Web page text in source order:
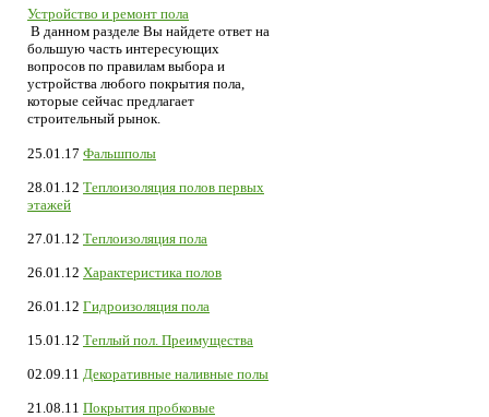
Устройство и ремонт пола
В данном разделе Вы найдете ответ на
большую часть интересующих
вопросов по правилам выбора и
устройства любого покрытия пола,
которые сейчас предлагает
строительный рынок.
25.01.17 Фальшполы
28.01.12 Теплоизоляция полов первых
этажей
27.01.12 Теплоизоляция пола
26.01.12 Характеристика полов
26.01.12 Гидроизоляция пола
15.01.12 Теплый пол. Преимущества
02.09.11 Декоративные наливные полы
21.08.11 Покрытия пробковые